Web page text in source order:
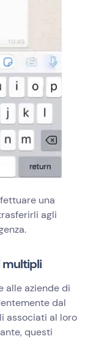
una
agli
multipli
alle aziende di
dal
associati al loro
questi